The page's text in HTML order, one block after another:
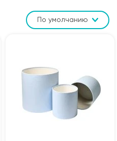
По умолчанию